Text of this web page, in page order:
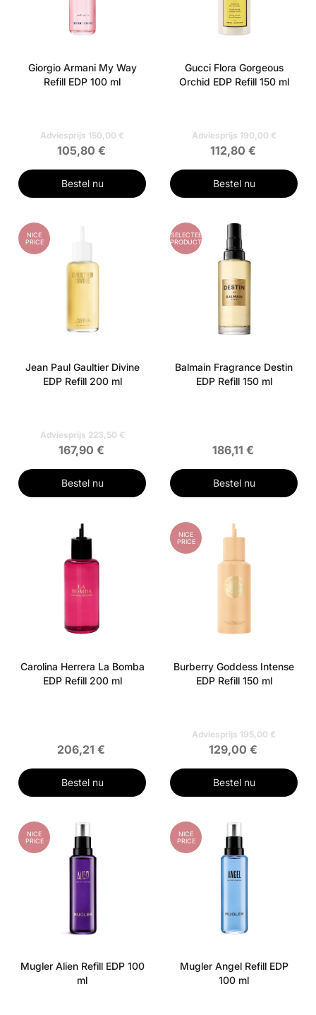
Giorgio Armani My Way
Refill EDP 100 ml
Adviesprijs 150,00 €
105,80 €
Bestel nu
Gucci Flora Gorgeous
Orchid EDP Refill 150 ml
Adviesprijs 190,00 €
112,80 €
Bestel nu
NICE
PRICE
Jean Paul Gaultier Divine
EDP Refill 200 ml
Adviesprijs 223,50 €
167,90 €
Bestel nu
GESELECTEERD
PRODUCT
Balmain Fragrance Destin
EDP Refill 150 ml
186,11 €
Bestel nu
Carolina Herrera La Bomba
EDP Refill 200 ml
206,21 €
Bestel nu
NICE
PRICE
Burberry Goddess Intense
EDP Refill 150 ml
Adviesprijs 195,00 €
129,00 €
Bestel nu
NICE
PRICE
Mugler Alien Refill EDP 100
ml
NICE
PRICE
Mugler Angel Refill EDP
100 ml